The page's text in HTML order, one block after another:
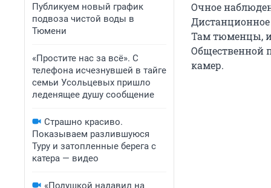
Публикуем новый график
подвоза чистой воды в
Тюмени
«Простите нас за всё». С
телефона исчезнувшей в тайге
семьи Усольцевых пришло
леденящее душу сообщение
Страшно красиво.
Показываем разлившуюся
Туру и затопленные берега с
катера — видео
«Подушкой надавил на
Очное
Там тюменцы,
Общественной
камер.